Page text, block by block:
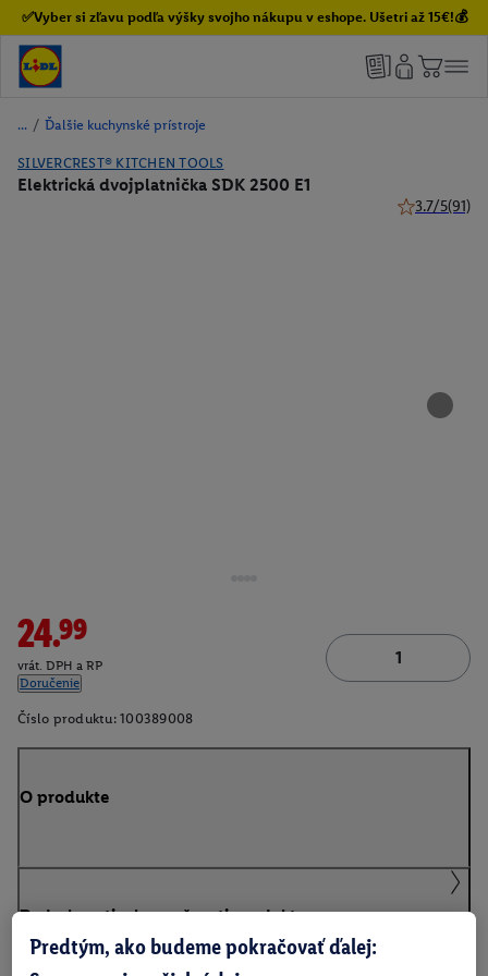
✅Vyber si zľavu podľa výšky svojho nákupu v eshope. Ušetri až 15€!💰
/ Ďalšie kuchynské prístroje
SILVERCREST® KITCHEN TOOLS
Elektrická dvojplatnička SDK 2500 E1
3.7/5(91)
24.99
vrát. DPH a RP
Doručenie
Číslo produktu: 100389008
O produkte
Podrobnosti o bezpečnosti produktu
Predtým, ako budeme pokračovať ďalej: